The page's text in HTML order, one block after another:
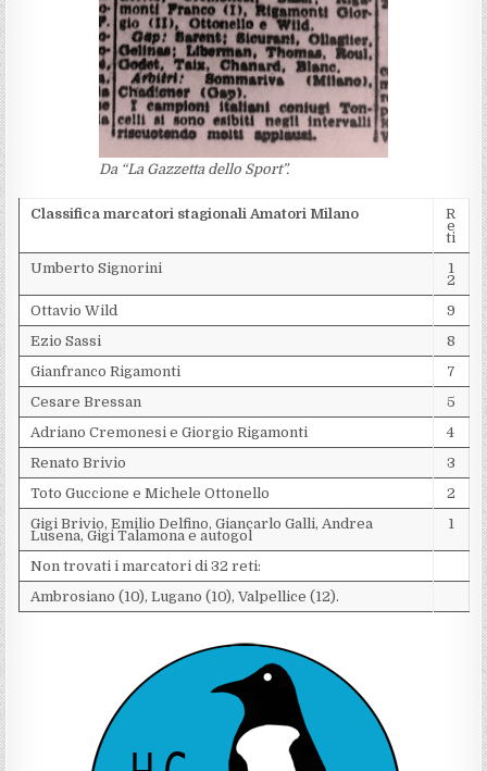
Da “La Gazzetta dello Sport”.
Classifica marcatori stagionali Amatori Milano R
e
ti
Umberto Signorini
1
2
Ottavio Wild
9
Ezio Sassi
8
Gianfranco Rigamonti
7
Cesare Bressan
5
Adriano Cremonesi e Giorgio Rigamonti
4
Renato Brivio
3
Toto Guccione e Michele Ottonello
2
Gigi Brivio, Emilio Delfino, Giancarlo Galli, Andrea
Lusena, Gigi Talamona e autogol
1
Non trovati i marcatori di 32 reti:
Ambrosiano (10), Lugano (10), Valpellice (12).